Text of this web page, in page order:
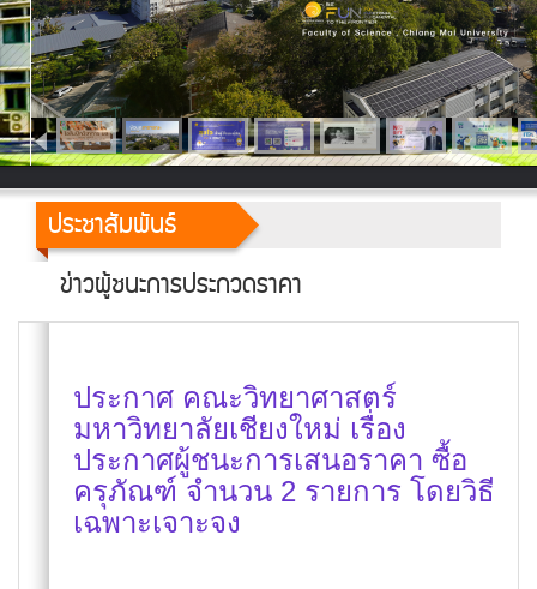
ประชาสัมพันธ์
ข่าวผู้ชนะการประกวดราคา
ประกาศ คณะวิทยาศาสตร์
มหาวิทยาลัยเชียงใหม่ เรื่อง
ประกาศผู้ชนะการเสนอราคา ซื้อ
ครุภัณฑ์ จำนวน 2 รายการ โดยวิธี
เฉพาะเจาะจง